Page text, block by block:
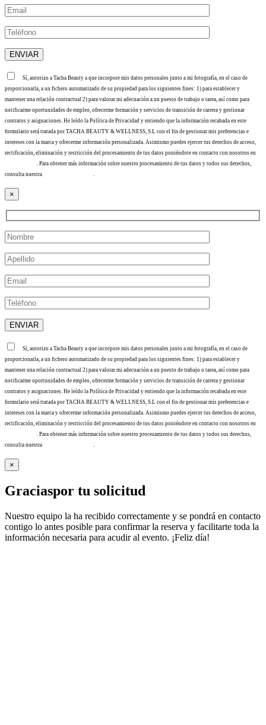
Sí, autorizo a Tacha Beauty a que incorpore mis datos personales junto a mi fotografía, en el caso de
proporcionarla, a un fichero automatizado de su propiedad para los siguientes fines: 1) para establecer y
mantener una relación contractual 2) para valorar mi adecuación a un puesto de trabajo o tarea, así como para
notificarme oportunidades de empleo, ofrecerme formación y servicios de transición de carrera y gestionar
contratos y asignaciones. He leído la Política de Privacidad y entiendo que la información recabada en este
formulario será tratada por TACHA BEAUTY & WELLNESS, S.L con el fin de gestionar mis preferencias e
intereses con la marca y ofrecerme información personalizada. Asimismo puedes ejercer tus derechos de acceso,
rectificación, eliminación y restricción del procesamiento de tus datos poniéndote en contacto con nosotros en
. Para obtener más información sobre nuestro procesamiento de tus datos y todos sus derechos,
consulta nuestra
×
Sí, autorizo a Tacha Beauty a que incorpore mis datos personales junto a mi fotografía, en el caso de
proporcionarla, a un fichero automatizado de su propiedad para los siguientes fines: 1) para establecer y
mantener una relación contractual 2) para valorar mi adecuación a un puesto de trabajo o tarea, así como para
notificarme oportunidades de empleo, ofrecerme formación y servicios de transición de carrera y gestionar
contratos y asignaciones. He leído la Política de Privacidad y entiendo que la información recabada en este
formulario será tratada por TACHA BEAUTY & WELLNESS, S.L con el fin de gestionar mis preferencias e
intereses con la marca y ofrecerme información personalizada. Asimismo puedes ejercer tus derechos de acceso,
rectificación, eliminación y restricción del procesamiento de tus datos poniéndote en contacto con nosotros en
. Para obtener más información sobre nuestro procesamiento de tus datos y todos sus derechos,
consulta nuestra
.
×
Graciaspor tu solicitud
Nuestro equipo la ha recibido correctamente y se pondrá en contacto
contigo lo antes posible para confirmar la reserva y facilitarte toda la
información necesaria para acudir al evento. ¡Feliz día!